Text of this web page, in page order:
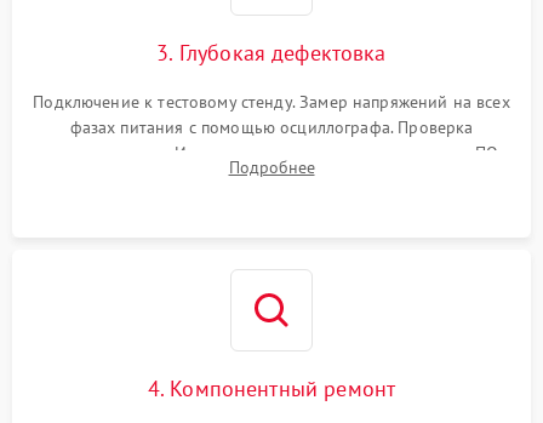
3. Глубокая дефектовка
Подключение к тестовому стенду. Замер напряжений на всех
фазах питания с помощью осциллографа. Проверка
инициализации. Использование специализированного ПО
MATS
Подробнее
4. Компонентный ремонт